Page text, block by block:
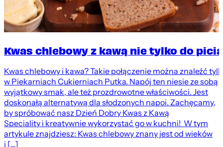
Kwas chlebowy z kawą nie tylko do picia
Kwas chlebowy i kawa? Takie połączenie można znaleźć
w Piekarniach Cukierniach Putka. Napój ten niesie ze sobą
wyjątkowy smak, ale też prozdrowotne właściwości. Jest
doskonałą alternatywą dla słodzonych napoi. Zachęcamy,
by spróbować nasz Dzień Dobry Kwas z Kawą
Speciality i kreatywnie wykorzystać go w kuchni! W tym
artykule znajdziesz: Kwas chlebowy znany jest od wieków
i […]